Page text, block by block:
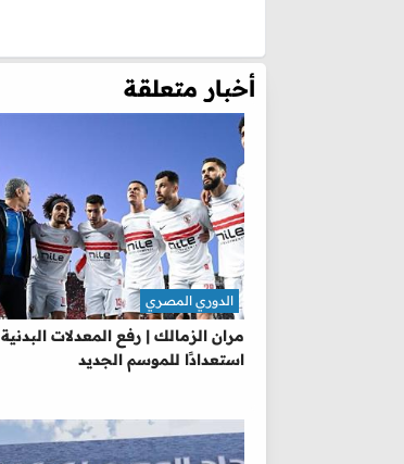
أخبار متعلقة
مران الزمالك | رفع المعدلات البدنية
استعدادًا للموسم الجديد
الدوري المصري